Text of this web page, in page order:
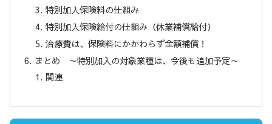
特別加入保険料の仕組み
特別加入保険給付の仕組み（休業補償給付）
治療費は、保険料にかかわらず全額補償！
まとめ ～特別加入の対象業種は、今後も追加予定～
関連